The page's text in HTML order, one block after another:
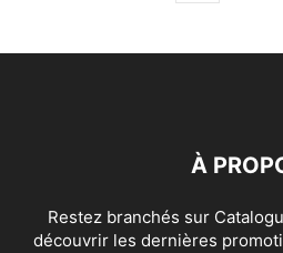
À
Restez branchés sur
découvrir les dernières